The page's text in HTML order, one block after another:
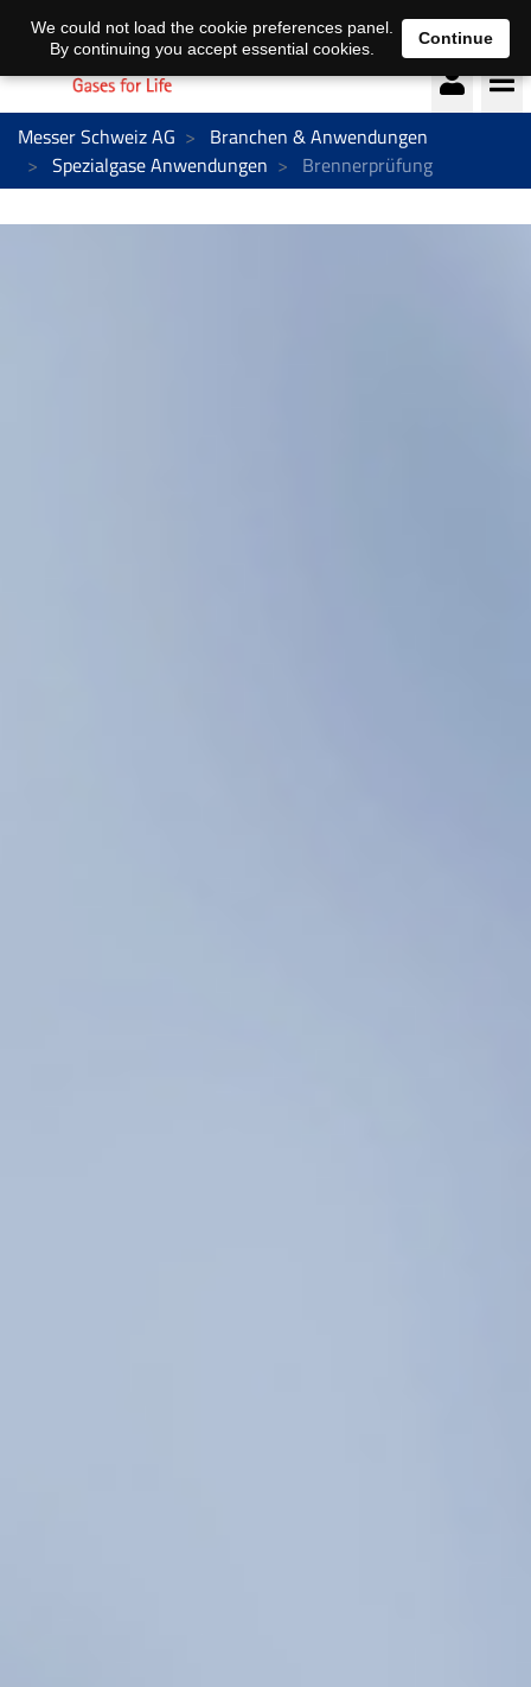
Deutsch français
Messer Schweiz AG
Branchen & Anwendungen
Spezialgase Anwendungen
Brennerprüfung
We could not load the cookie preferences panel.
By continuing you accept essential cookies.
Continue